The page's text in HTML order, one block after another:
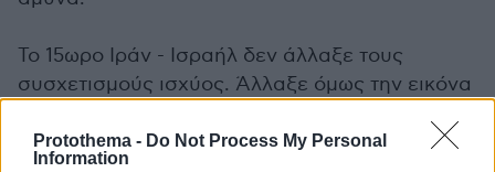
Protothema - Do Not Process My Personal
Information
Το 15ωρο Ιράν - Ισραήλ δεν άλλαξε τους
συσχετισμούς ισχύος. Άλλαξε όμως την εικόνα
αρκετά ισχυρή ώστε να απαντά απευθείας